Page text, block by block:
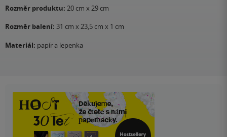
Rozměr produktu: 20 cm x 29 cm
Rozměr balení: 31 cm x 23,5 cm x 1 cm
Materiál: papír a lepenka